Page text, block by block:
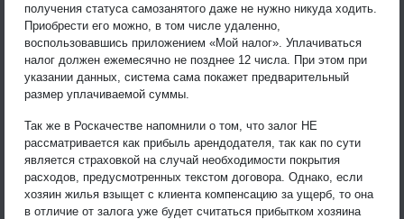
получения статуса самозанятого даже не нужно никуда ходить.
Приобрести его можно, в том числе удаленно,
воспользовавшись приложением «Мой налог». Уплачиваться
налог должен ежемесячно не позднее 12 числа. При этом при
указании данных, система сама покажет предварительный
размер уплачиваемой суммы.
Так же в Роскачестве напомнили о том, что залог НЕ
рассматривается как прибыль арендодателя, так как по сути
является страховкой на случай необходимости покрытия
расходов, предусмотренных текстом договора. Однако, если
хозяин жилья взыщет с клиента компенсацию за ущерб, то она
в отличие от залога уже будет считаться прибытком хозяина